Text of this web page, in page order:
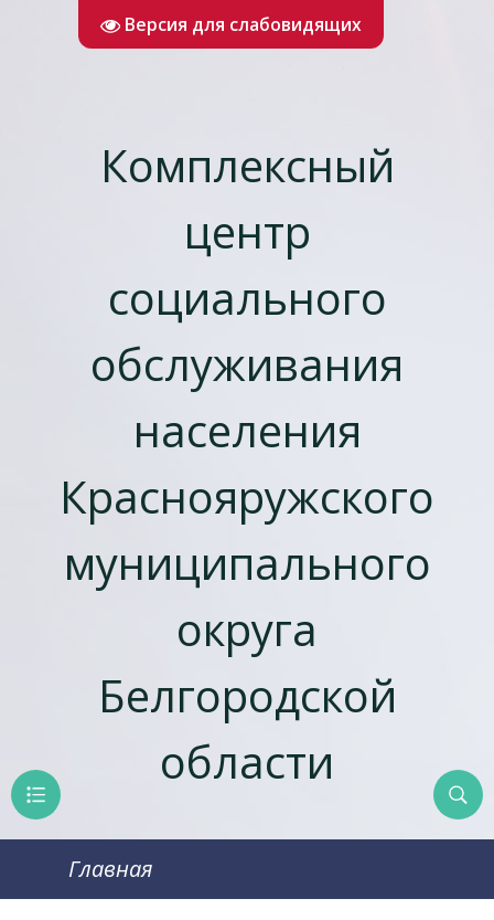
Версия для слабовидящих
Комплексный
центр
социального
обслуживания
населения
Краснояружcкого
муниципального
округа
Белгородской
области
Главная